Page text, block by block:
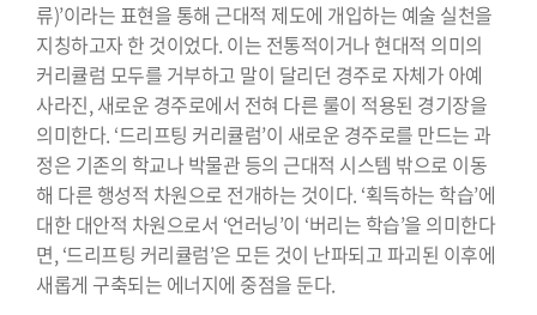
류)’이라는 표현을 통해 근대적 제도에 개입하는 예술 실천을
지칭하고자 한 것이었다. 이는 전통적이거나 현대적 의미의
커리큘럼 모두를 거부하고 말이 달리던 경주로 자체가 아예
사라진, 새로운 경주로에서 전혀 다른 룰이 적용된 경기장을
의미한다. ‘드리프팅 커리큘럼’이 새로운 경주로를 만드는 과
정은 기존의 학교나 박물관 등의 근대적 시스템 밖으로 이동
해 다른 행성적 차원으로 전개하는 것이다. ‘획득하는 학습’에
대한 대안적 차원으로서 ‘언러닝’이 ‘버리는 학습’을 의미한다
면, ‘드리프팅 커리큘럼’은 모든 것이 난파되고 파괴된 이후에
새롭게 구축되는 에너지에 중점을 둔다.